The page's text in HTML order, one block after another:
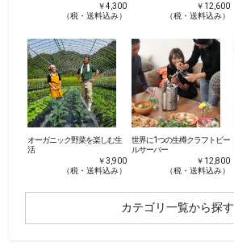
￥4,300
（税・送料込み）
￥12,600
（税・送料込み）
オーガニック野菜を楽しむ生
活
￥3,900
（税・送料込み）
世界に1つの生樽クラフトビー
ルサーバー
￥12,800
（税・送料込み）
カテゴリ一覧から探す